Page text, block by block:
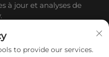
à jour et analyses de
to provide our services.